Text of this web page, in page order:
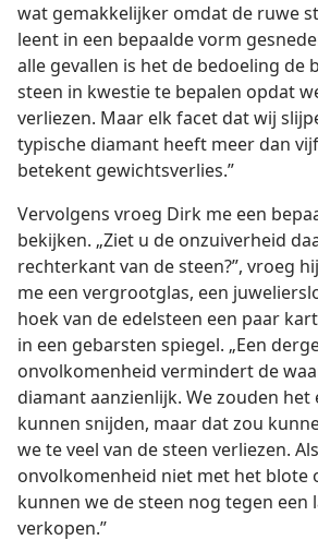
wat gemakkelijker omdat de ruwe
leent in een bepaalde vorm
alle gevallen is het de bedoeling de
steen in kwestie te bepalen opdat
verliezen. Maar elk facet dat wij
typische diamant heeft meer dan
betekent gewichtsverlies.”
Vervolgens vroeg Dirk me een
bekijken. „Ziet u de onzuiverheid
rechterkant van de steen?”, vroeg
me een vergrootglas, een
hoek van de edelsteen een paar
in een gebarsten spiegel. „Een
onvolkomenheid vermindert de
diamant aanzienlijk. We zouden
kunnen snijden, maar dat zou
we te veel van de steen verliezen.
onvolkomenheid niet met het blote
kunnen we de steen nog tegen een
verkopen.”